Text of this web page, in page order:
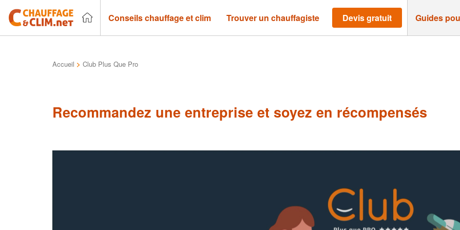
Conseils chauffage et clim Trouver un chauffagiste Devis gratuit Guides
Accueil > Club Plus Que Pro
Recommandez une entreprise et soyez en récompensés